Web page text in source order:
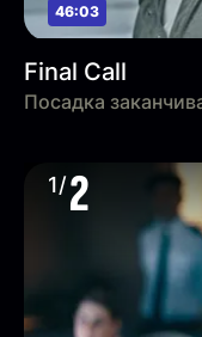
46:03
Final Call
Посадка
1/2